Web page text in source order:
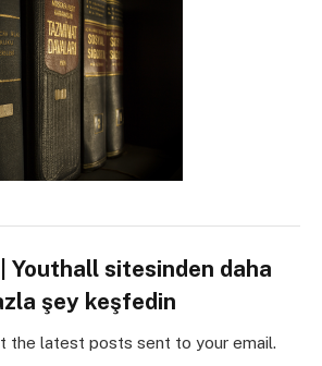
Youthall sitesinden daha
şey keşfedin
the latest posts sent to your email.